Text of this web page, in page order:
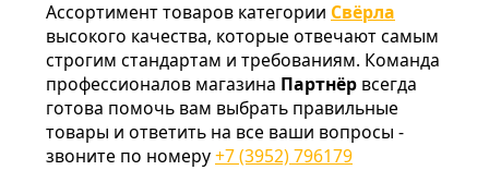
Ассортимент товаров категории Свёрла
высокого качества, которые отвечают самым
строгим стандартам и требованиям. Команда
профессионалов магазина Партнёр всегда
готова помочь вам выбрать правильные
товары и ответить на все ваши вопросы -
звоните по номеру+7 (3952) 796179